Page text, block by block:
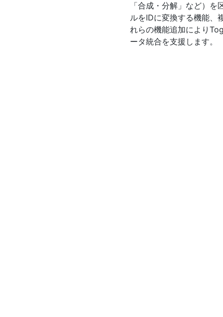
「合成・分解」など）
ルをIDに変換する機能、
れらの機能追加により
ータ統合を支援します。